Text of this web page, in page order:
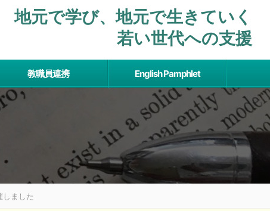
地元で学び、地元で⽣きていく
若い世代への支援
教職員連携 English Pamphlet
ました